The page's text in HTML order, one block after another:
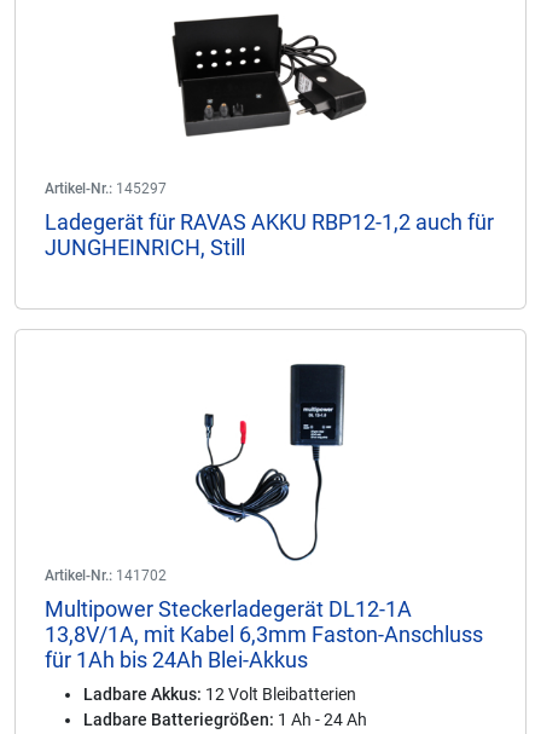
Artikel-Nr.: 145297
Ladegerät für RAVAS AKKU RBP12-1,2 auch für
JUNGHEINRICH, Still
Artikel-Nr.: 141702
Multipower Steckerladegerät DL12-1A
13,8V/1A, mit Kabel 6,3mm Faston-Anschluss
für 1Ah bis 24Ah Blei-Akkus
Ladbare Akkus: 12 Volt Bleibatterien
Ladbare Batteriegrößen: 1 Ah - 24 Ah